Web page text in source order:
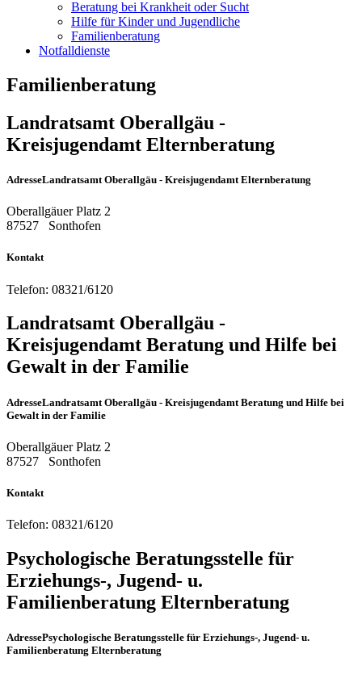
Beratung bei Krankheit oder Sucht
Hilfe für Kinder und Jugendliche
Familienberatung
Notfalldienste
Familienberatung
Landratsamt Oberallgäu -
Kreisjugendamt Elternberatung
AdresseLandratsamt Oberallgäu - Kreisjugendamt Elternberatung
Oberallgäuer Platz 2
87527
Sonthofen
Kontakt
Telefon: 08321/6120
Landratsamt Oberallgäu -
Kreisjugendamt Beratung und Hilfe bei
Gewalt in der Familie
AdresseLandratsamt Oberallgäu - Kreisjugendamt Beratung und Hilfe bei
Gewalt in der Familie
Oberallgäuer Platz 2
87527
Sonthofen
Kontakt
Telefon: 08321/6120
Psychologische Beratungsstelle für
Erziehungs-, Jugend- u.
Familienberatung Elternberatung
AdressePsychologische Beratungsstelle für Erziehungs-, Jugend- u.
Familienberatung Elternberatung